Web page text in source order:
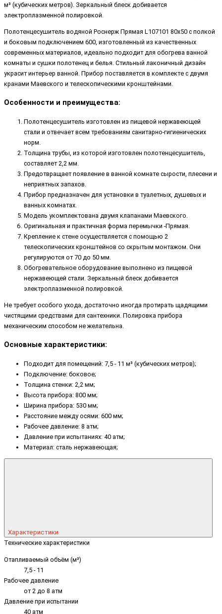
м³ (кубических метров). Зеркальный блеск добивается
электроплазменной полировкой.
Полотенцесушитель водяной Роснерж Прямая L107101 80x50 с полкой
и боковым подключением 600, изготовленный из качественных
современных материалов, идеально подходит для обогрева ванной
комнаты и сушки полотенец и белья. Стильный лаконичный дизайн
украсит интерьер ванной. Прибор поставляется в комплекте с двумя
кранами Маевского и телескопическими кронштейнами.
Особенности и преимущества:
Полотенцесушитель изготовлен из пищевой нержавеющей
стали и отвечает всем требованиям санитарно-гигиенических
норм.
Толщина трубы, из которой изготовлен полотенцесушитель,
составляет 2,2 мм.
Предотвращает появление в ванной комнате сырости, плесени и
неприятных запахов.
Прибор предназначен для установки в туалетных, душевых и
ванных комнатах.
Модель укомплектована двумя клапанами Маевского.
Оригинальная и практичная форма перемычки -Прямая.
Крепление к стене осуществляется с помощью 2
телескопических кронштейнов со скрытым монтажом. Они
регулируются от 70 до 50 мм.
Обогревательное оборудование выполнено из пищевой
нержавеющей стали. Зеркальный блеск добивается
электроплазменной полировкой.
Не требует особого ухода, достаточно иногда протирать щадящими
чистящими средствами для сантехники. Полировка прибора
механическим способом не желательна.
Основные характеристики:
Подходит для помещений: 7,5 - 11 м³ (кубических метров);
Подключение: боковое;
Толщина стенки: 2,2 мм;
Высота прибора: 800 мм;
Ширина прибора: 530 мм;
Расстояние между осями: 600 мм;
Рабочее давление: 8 атм;
Давление при испытаниях: 40 атм;
Материал: сталь нержавеющая;
Характеристики
Технические характеристики
Отапливаемый объём (м³)
7,5 - 11
Рабочее давление
от 2 до 8 атм
Давление при испытании
40 атм